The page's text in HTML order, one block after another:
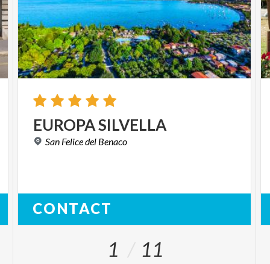
EUROPASILVELLA
San Felicedel Benaco
CONTACT
1 11